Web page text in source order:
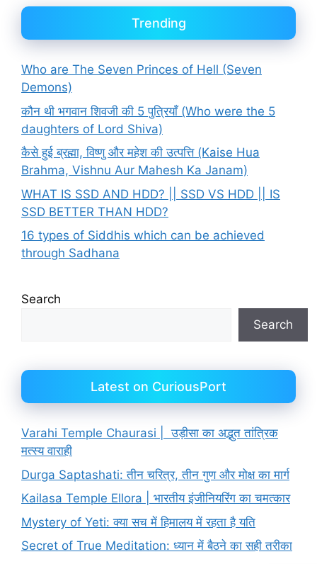
Trending
Who are The Seven Princes of Hell (Seven
Demons)
कौन थी भगवान शिवजी की 5 पुत्रियाँ (Who were the 5
daughters of Lord Shiva)
कैसे हुई ब्रह्मा, विष्णु और महेश की उत्पत्ति (Kaise Hua
Brahma, Vishnu Aur Mahesh Ka Janam)
WHAT IS SSD AND HDD? || SSD VS HDD || IS
SSD BETTER THAN HDD?
16 types of Siddhis which can be achieved
through Sadhana
Search
Search
Latest on CuriousPort
Varahi Temple Chaurasi | उड़ीसा का अद्भुत तांत्रिक
मत्स्य वाराही
Durga Saptashati: तीन चरित्र, तीन गुण और मोक्ष का मार्ग
Kailasa Temple Ellora | भारतीय इंजीनियरिंग का चमत्कार
Mystery of Yeti: क्या सच में हिमालय में रहता है यति
Secret of True Meditation: ध्यान में बैठने का सही तरीका